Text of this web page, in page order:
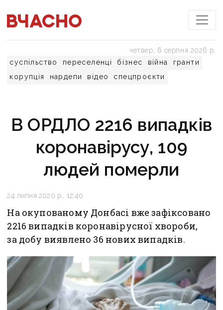
суспільство переселенці бізнес війна
гранти
корупція
нардепи відео спецпроєкти
четвер, 6 серпня 2026 р.
В ОРДЛО 2216 випадків
коронавірусу, 109
людей померли
24 липня 2020 р., 12:40
На окупованому Донбасі вже зафіксовано
2216 випадків коронавірусної хвороби,
за добу виявлено 36 нових випадків.